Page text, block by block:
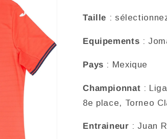
Taille :
Equipements :
Pays : Mexique
Championnat :
8e place, Torneo
Entraineur : Juan